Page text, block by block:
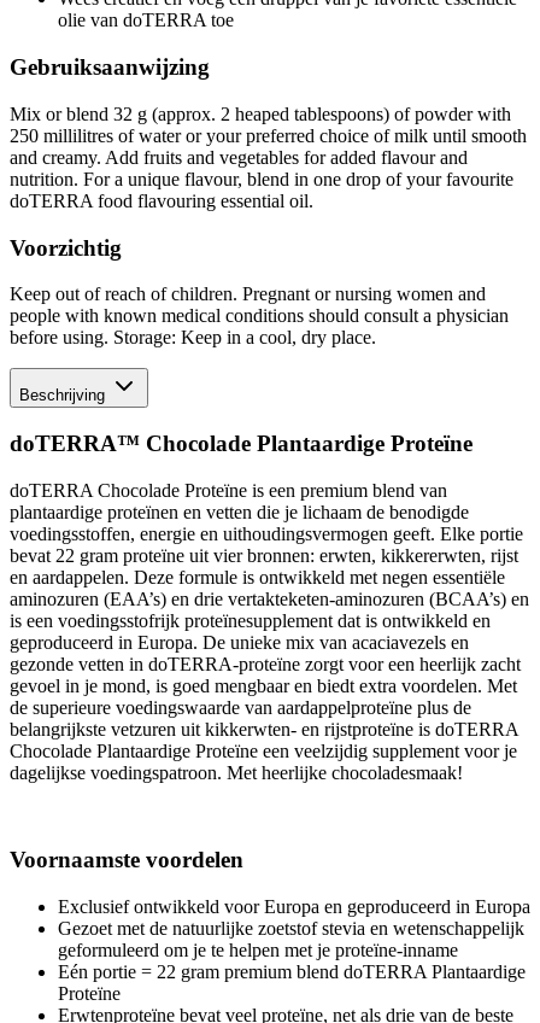
olie van doTERRA toe
Gebruiksaanwijzing
Mix or blend 32 g (approx. 2 heaped tablespoons) of powder with
250 millilitres of water or your preferred choice of milk until smooth
and creamy. Add fruits and vegetables for added flavour and
nutrition. For a unique flavour, blend in one drop of your favourite
doTERRA food flavouring essential oil.
Voorzichtig
Keep out of reach of children. Pregnant or nursing women and
people with known medical conditions should consult a physician
before using. Storage: Keep in a cool, dry place.
Beschrijving
doTERRA™ Chocolade Plantaardige Proteïne
doTERRA Chocolade Proteïne is een premium blend van
plantaardige proteïnen en vetten die je lichaam de benodigde
voedingsstoffen, energie en uithoudingsvermogen geeft. Elke portie
bevat 22 gram proteïne uit vier bronnen: erwten, kikkererwten, rijst
en aardappelen. Deze formule is ontwikkeld met negen essentiële
aminozuren (EAA’s) en drie vertakteketen-aminozuren (BCAA’s) en
is een voedingsstofrijk proteïnesupplement dat is ontwikkeld en
geproduceerd in Europa. De unieke mix van acaciavezels en
gezonde vetten in doTERRA-proteïne zorgt voor een heerlijk zacht
gevoel in je mond, is goed mengbaar en biedt extra voordelen. Met
de superieure voedingswaarde van aardappelproteïne plus de
belangrijkste vetzuren uit kikkerwten- en rijstproteïne is doTERRA
Chocolade Plantaardige Proteïne een veelzijdig supplement voor je
dagelijkse voedingspatroon. Met heerlijke chocoladesmaak!
Voornaamste voordelen
Exclusief ontwikkeld voor Europa en geproduceerd in Europa
Gezoet met de natuurlijke zoetstof stevia en wetenschappelijk
geformuleerd om je te helpen met je proteïne-inname
Eén portie = 22 gram premium blend doTERRA Plantaardige
Proteïne
Erwtenproteïne bevat veel proteïne, net als drie van de beste